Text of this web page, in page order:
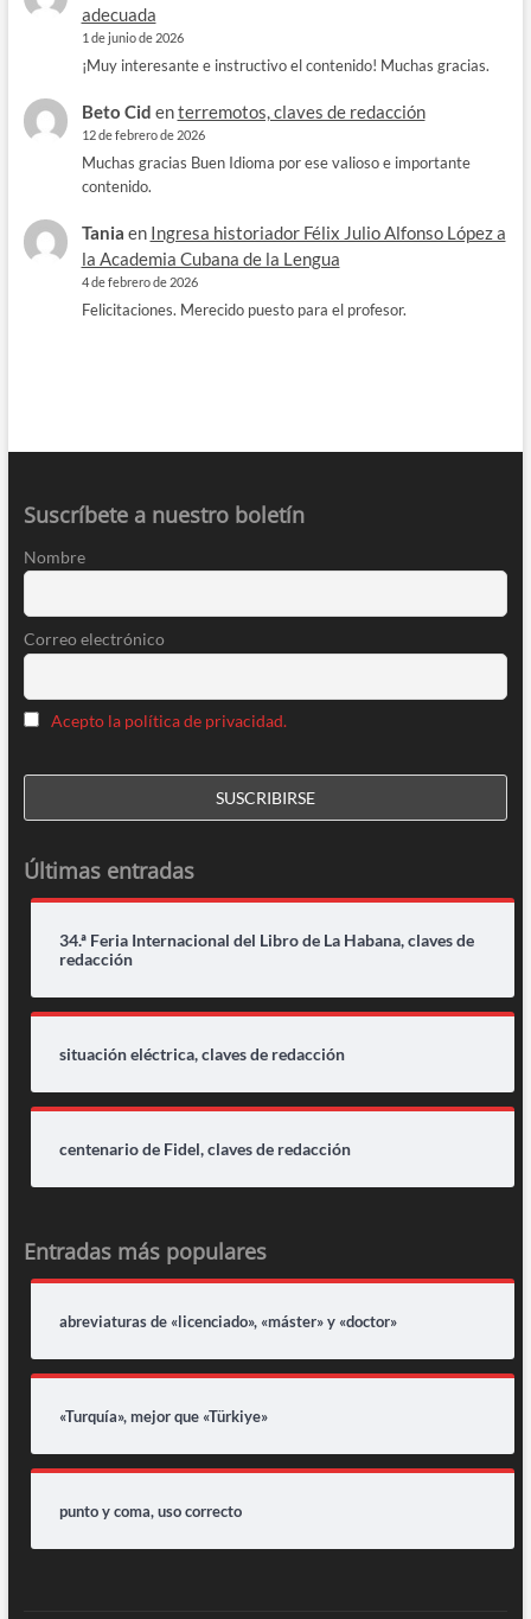
adecuada
1 de junio de 2026
¡Muy interesante e instructivo el contenido! Muchas gracias.
Beto Cid enterremotos, claves de redacción
12 de febrero de 2026
Muchas gracias Buen Idioma por ese valioso e importante
contenido.
Tania en Ingresa historiador Félix Julio Alfonso López a
la Academia Cubana de la Lengua
4 de febrero de 2026
Felicitaciones. Merecido puesto para el profesor.
Suscríbete a nuestro boletín
Nombre
Correo electrónico
Acepto la política de privacidad.
Últimas entradas
34.ª Feria Internacional del Libro de La Habana, claves de
redacción
situación eléctrica, claves de redacción
centenario de Fidel, claves de redacción
Entradas más populares
abreviaturas de «licenciado», «máster» y «doctor»
«Turquía», mejor que «Türkiye»
punto y coma, uso correcto